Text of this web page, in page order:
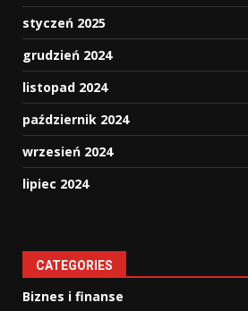
styczeń 2025
grudzień 2024
listopad 2024
październik 2024
wrzesień 2024
lipiec 2024
CATEGORIES
Biznes i finanse